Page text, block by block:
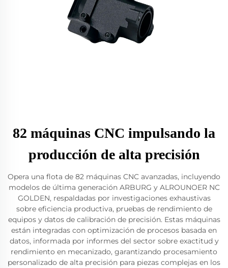
82 máquinas CNC impulsando la
producción de alta precisión
Opera una flota de 82 máquinas CNC avanzadas, incluyendo
modelos de última generación ARBURG y ALROUNOER NC
GOLDEN, respaldadas por investigaciones exhaustivas
sobre eficiencia productiva, pruebas de rendimiento de
equipos y datos de calibración de precisión. Estas máquinas
están integradas con optimización de procesos basada en
datos, informada por informes del sector sobre exactitud y
rendimiento en mecanizado, garantizando procesamiento
personalizado de alta precisión para piezas complejas en los